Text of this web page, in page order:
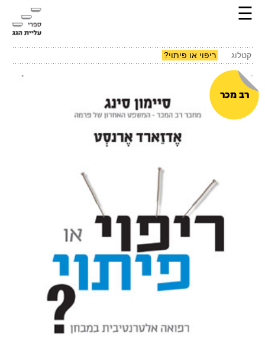
☰
קטלוג ריפוי או פיתוי?